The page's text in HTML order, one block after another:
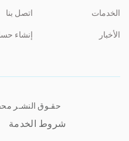
الخدمات
الأخبار
اتصل بنا
إنشاء
حقـوق النشـر
شروط الخدمة